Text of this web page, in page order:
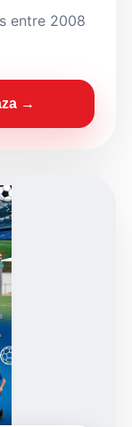
entre 2008
→